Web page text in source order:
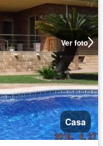
Ver foto
Casa